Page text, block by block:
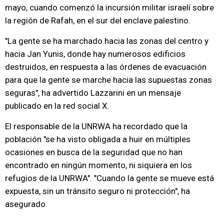
mayo, cuando comenzó la incursión militar israelí sobre
la región de Rafah, en el sur del enclave palestino.
"La gente se ha marchado hacia las zonas del centro y
hacia Jan Yunis, donde hay numerosos edificios
destruidos, en respuesta a las órdenes de evacuación
para que la gente se marche hacia las supuestas zonas
seguras", ha advertido Lazzarini en un mensaje
publicado en la red social X.
El responsable de la UNRWA ha recordado que la
población "se ha visto obligada a huir en múltiples
ocasiones en busca de la seguridad que no han
encontrado en ningún momento, ni siquiera en los
refugios de la UNRWA". "Cuando la gente se mueve está
expuesta, sin un tránsito seguro ni protección", ha
asegurado.